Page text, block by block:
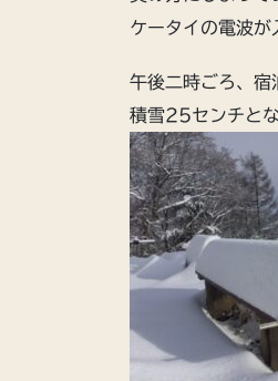
ケータイの電波が
午後二時ごろ、宿
積雪25センチとな